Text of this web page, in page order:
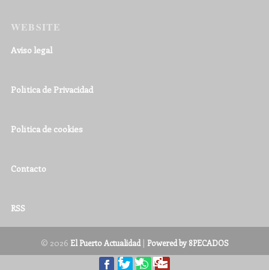
WEBSITE
Aviso legal
Política de Privacidad
Política de cookies
Contacto
RSS
© 2026 El Puerto Actualidad| Powered by 8PECADOS